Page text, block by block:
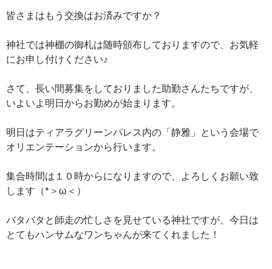
皆さまはもう交換はお済みですか？
神社では神棚の御札は随時頒布しておりますので、お気軽
にお申し付けください♪
さて、長い間募集をしておりました助勤さんたちですが、
いよいよ明日からお勤めが始まります。
明日はティアラグリーンパレス内の「静雅」という会場で
オリエンテーションから行います。
集合時間は１０時からになりますので、よろしくお願い致
します（*＞ω＜）
バタバタと師走の忙しさを見せている神社ですが、今日は
とてもハンサムなワンちゃんが来てくれました！